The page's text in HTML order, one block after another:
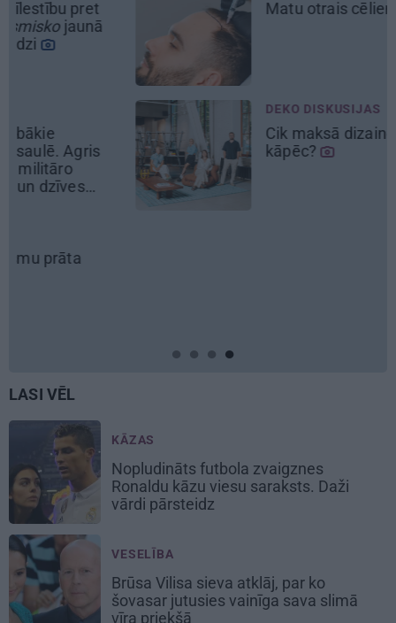
Matu otrais cēliens
DEKO DISKUSIJAS
Cik maksā dizainers un –
kāpēc?
LASI VĒL
KĀZAS
Nopludināts futbola zvaigznes
Ronaldu kāzu viesu saraksts. Daži
vārdi pārsteidz
VESELĪBA
Brūsa Vilisa sieva atklāj, par ko
šovasar jutusies vainīga sava slimā
vīra priekšā